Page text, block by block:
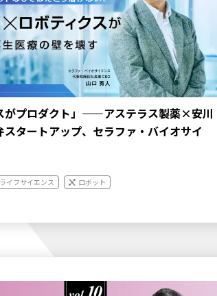
がプロダクト」——アステラス製薬×安川
スタートアップ、セラファ・バイオサイ
ライフサイエンス ロボット